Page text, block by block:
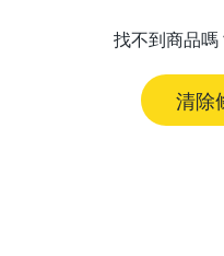
找不到商品嗎
清除